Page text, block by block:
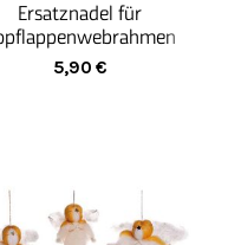
Ersatznadel für
5,90 €